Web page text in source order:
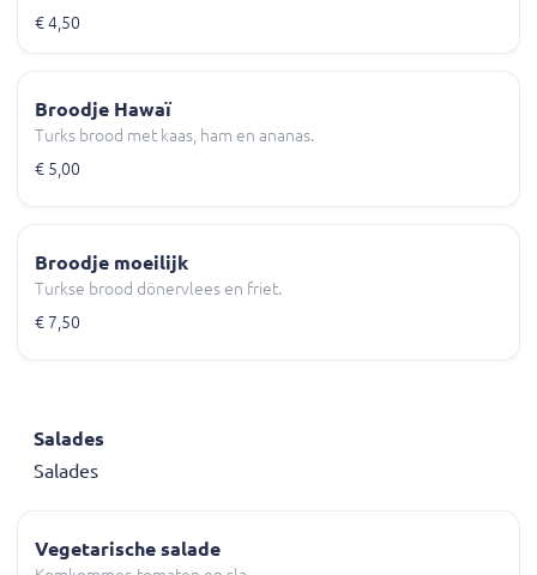
€ 4,50
Broodje Hawaï
Turks brood met kaas, ham en ananas.
€ 5,00
Broodje moeilijk
Turkse brood dönervlees en friet.
€ 7,50
Salades
Salades
Vegetarische salade